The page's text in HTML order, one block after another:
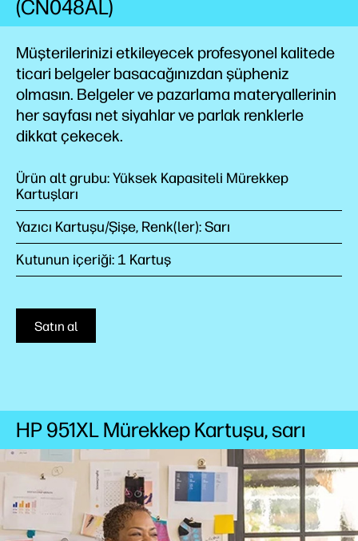
Müşterilerinizi etkileyecek profesyonel kalitede
ticari belgeler basacağınızdan şüpheniz
olmasın. Belgeler ve pazarlama materyallerinin
her sayfası net siyahlar ve parlak renklerle
dikkat çekecek.
Ürün alt grubu: Yüksek Kapasiteli Mürekkep
Kartuşları
Yazıcı Kartuşu/Şişe, Renk(ler): Sarı
Kutunun içeriği: 1 Kartuş
Satın al
(CN048AL)
HP 951XL Mürekkep Kartuşu, sarı